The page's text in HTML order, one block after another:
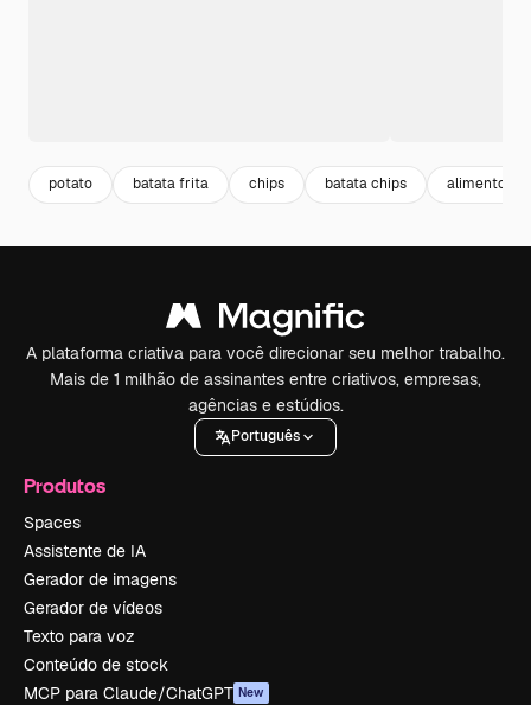
potato batata frita chips batata chips alimentos
A plataforma criativa para você direcionar seu melhor trabalho.
Mais de 1 milhão de assinantes entre criativos, empresas,
agências e estúdios.
Português
Produtos
Spaces
Assistente de IA
Gerador de imagens
Gerador de vídeos
Texto para voz
Conteúdo de stock
MCP para Claude/ChatGPT New